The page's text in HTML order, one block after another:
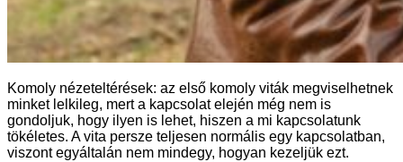
Komoly nézeteltérések: az első komoly viták megviselhetnek
minket lelkileg, mert a kapcsolat elején még nem is
gondoljuk, hogy ilyen is lehet, hiszen a mi kapcsolatunk
tökéletes. A vita persze teljesen normális egy kapcsolatban,
viszont egyáltalán nem mindegy, hogyan kezeljük ezt.